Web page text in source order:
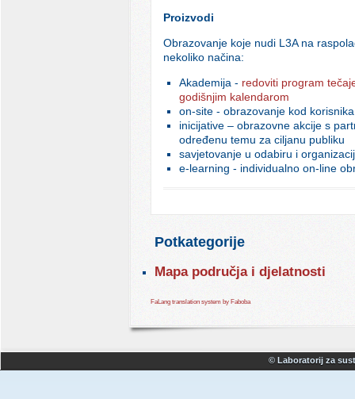
Proizvodi
Obrazovanje koje nudi L3A na
nekoliko načina:
Akademija - redoviti program
godišnjim kalendarom
on-site - obrazovanje kod
inicijative – obrazovne akcije s
određenu temu za ciljanu publiku
savjetovanje u odabiru i
e-learning - individualno on-line
Potkategorije
Mapa područja i djelatnosti
FaLang translation system by Faboba
© Laboratorij za